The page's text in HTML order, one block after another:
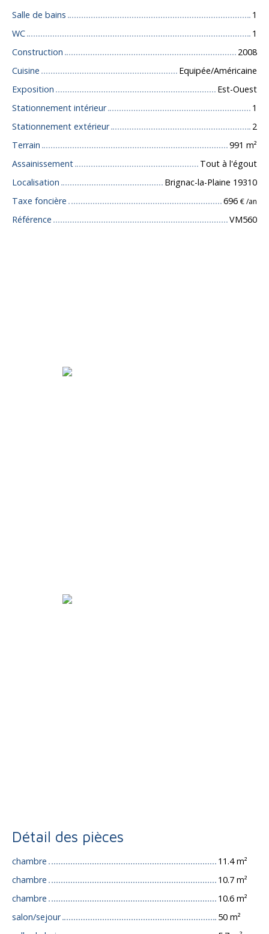
Salle de bains
1
WC
1
Construction
2008
Cuisine
Equipée/Américaine
Exposition
Est-Ouest
Stationnement intérieur
1
Stationnement extérieur
2
Terrain
991 m²
Assainissement
Tout à l'égout
Localisation
Brignac-la-Plaine 19310
Taxe foncière
696 € /an
Référence VM560
Détail des pièces
chambre
11.4 m²
chambre
10.7 m²
chambre
10.6 m²
salon/sejour
50 m²